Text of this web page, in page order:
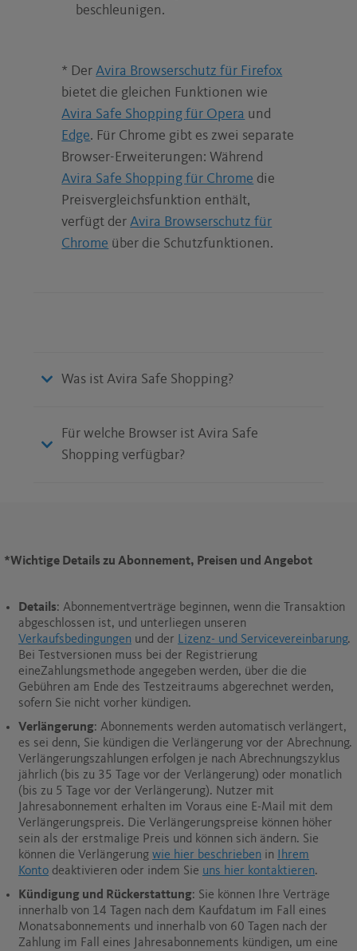
beschleunigen.
* Der Avira Browserschutz für Firefox
bietet die gleichen Funktionen wie
Avira Safe Shopping für Opera und
Edge. Für Chrome gibt es zwei separate
Browser-Erweiterungen: Während
Avira Safe Shopping für Chrome die
Preisvergleichsfunktion enthält,
verfügt der Avira Browserschutz für
Chrome über die Schutzfunktionen.
Was ist Avira Safe Shopping?
Für welche Browser ist Avira Safe
Shopping verfügbar?
*Wichtige Details zu Abonnement, Preisen und Angebot
Details: Abonnementverträge beginnen, wenn die Transaktion
abgeschlossen ist, und unterliegen unseren
Verkaufsbedingungen und der Lizenz- und Servicevereinbarung.
Bei Testversionen muss bei der Registrierung
eineZahlungsmethode angegeben werden, über die die
Gebühren am Ende des Testzeitraums abgerechnet werden,
sofern Sie nicht vorher kündigen.
Verlängerung: Abonnements werden automatisch verlängert,
es sei denn, Sie kündigen die Verlängerung vor der Abrechnung.
Verlängerungszahlungen erfolgen je nach Abrechnungszyklus
jährlich (bis zu 35 Tage vor der Verlängerung) oder monatlich
(bis zu 5 Tage vor der Verlängerung). Nutzer mit
Jahresabonnement erhalten im Voraus eine E-Mail mit dem
Verlängerungspreis. Die Verlängerungspreise können höher
sein als der erstmalige Preis und können sich ändern. Sie
können die Verlängerung wie hier beschrieben in
Ihrem
Konto deaktivieren oder indem Sie uns hier kontaktieren.
Kündigung und Rückerstattung: Sie können Ihre Verträge
innerhalb von 14 Tagen nach dem Kaufdatum im Fall eines
Monatsabonnements und innerhalb von 60 Tagen nach der
Zahlung im Fall eines Jahresabonnements kündigen, um eine